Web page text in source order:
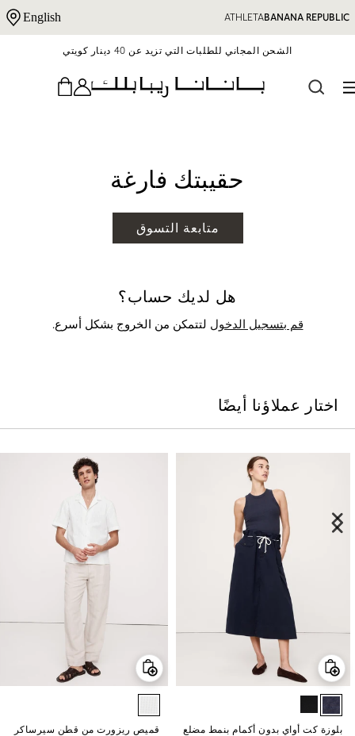
إلى المحتوى
BANANA REPUBLIC
ATHLETA
الشحن المجاني للطلبات التي تزيد عن 40 دينار كويتي
English
حقيبتك فارغة
متابعة التسوق
هل لديك حساب؟
قم بتسجيل الدخول لتتمكن من الخروج بشكل أسرع.
اختار عملاؤنا أيضًا
بلوزة كت أواي بدون أكمام بنمط مضلع قميص ريزورت من قطن سيرساكر